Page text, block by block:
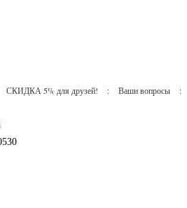
СКИДКА 5% для друзей! : Ваши вопросы
: